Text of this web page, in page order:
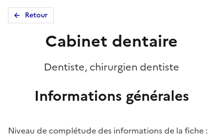
Retour
Cabinet dentaire
Dentiste, chirurgien dentiste
Informations générales
Niveau de complétude des informations de la fiche :